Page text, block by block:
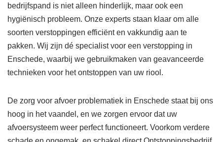
bedrijfspand is niet alleen hinderlijk, maar ook een
hygiënisch probleem. Onze experts staan klaar om alle
soorten verstoppingen efficiënt en vakkundig aan te
pakken. Wij zijn dé specialist voor een verstopping in
Enschede, waarbij we gebruikmaken van geavanceerde
technieken voor het ontstoppen van uw riool.
De zorg voor afvoer problematiek in Enschede staat bij ons
hoog in het vaandel, en we zorgen ervoor dat uw
afvoersysteem weer perfect functioneert. Voorkom verdere